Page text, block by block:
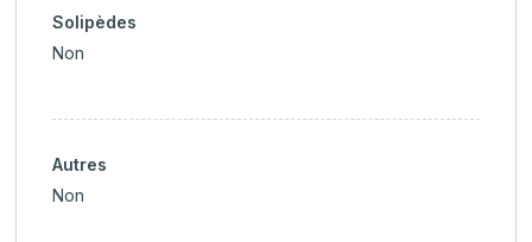
Solipèdes
Non
Autres
Non